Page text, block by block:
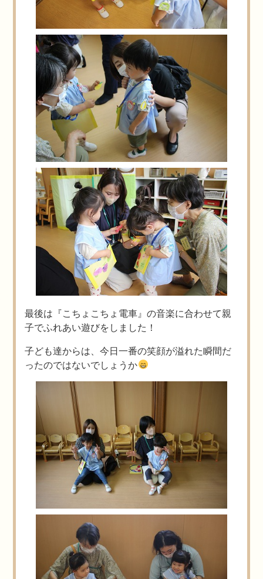
最後は『こちょこちょ電車』の音楽に合わせて親
子でふれあい遊びをしました！
子ども達からは、今日一番の笑顔が溢れた瞬間だ
ったのではないでしょうか